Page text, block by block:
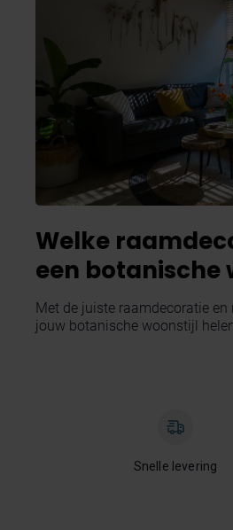
Welke
een botanische
Met de juiste raamdecoratie
jouw botanische woonstijl
Snelle levering